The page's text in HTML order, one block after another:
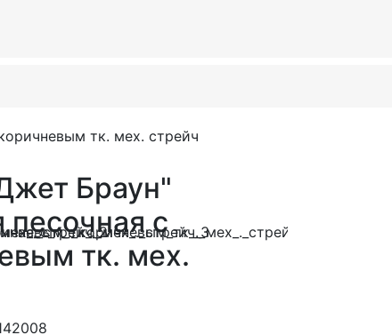
тк. мех. стрейч
Браун"
песочная с
тк. мех.